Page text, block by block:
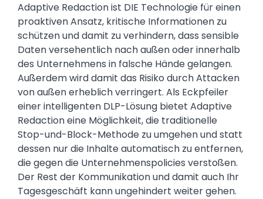
Adaptive Redaction ist DIE Technologie für einen
proaktiven Ansatz, kritische Informationen zu
schützen und damit zu verhindern, dass sensible
Daten versehentlich nach außen oder innerhalb
des Unternehmens in falsche Hände gelangen.
Außerdem wird damit das Risiko durch Attacken
von außen erheblich verringert. Als Eckpfeiler
einer intelligenten DLP-Lösung bietet Adaptive
Redaction eine Möglichkeit, die traditionelle
Stop-und-Block-Methode zu umgehen und statt
dessen nur die Inhalte automatisch zu entfernen,
die gegen die Unternehmenspolicies verstoßen.
Der Rest der Kommunikation und damit auch Ihr
Tagesgeschäft kann ungehindert weiter gehen.